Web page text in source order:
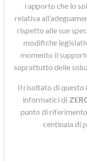
rapporto che lo
relativa
rispetto alle sue
modifiche
momento il
soprattutto delle
Il risultato di questo
informatici di
punto di
centinaia di